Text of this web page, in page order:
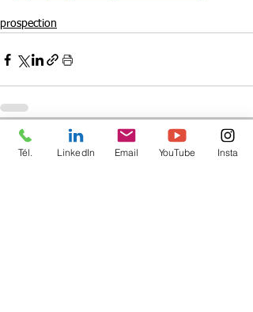
prospection
Posts récents Voir tout
Tél. LinkedIn Email YouTube Insta